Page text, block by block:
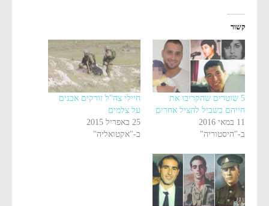
קשור
5 שוטרים שהקריבו את
חייהם בשביל להציל אחרים
11 במאי 2016
ב-"היסטוריה"
חיילי צה"ל זורקים אבנים
על צלמים
25 באפריל 2015
ב-"אקטואליה"